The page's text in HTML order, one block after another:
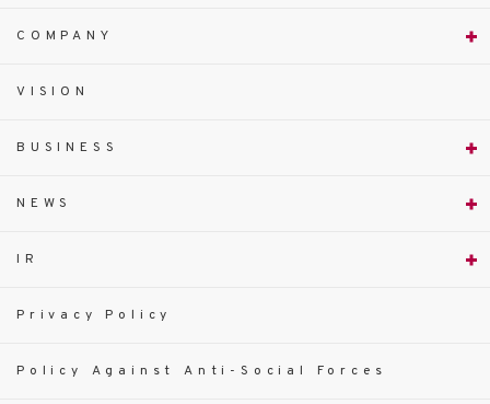
COMPANY
VISION
BUSINESS
NEWS
IR
Privacy Policy
Policy Against Anti-Social Forces